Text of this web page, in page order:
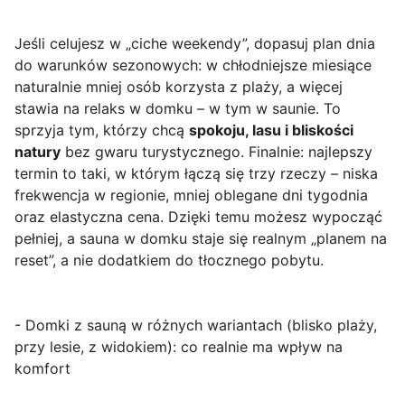
Jeśli celujesz w „ciche weekendy”, dopasuj plan dnia
do warunków sezonowych: w chłodniejsze miesiące
naturalnie mniej osób korzysta z plaży, a więcej
stawia na relaks w domku – w tym w saunie. To
sprzyja tym, którzy chcą spokoju, lasu i bliskości
natury bez gwaru turystycznego. Finalnie: najlepszy
termin to taki, w którym łączą się trzy rzeczy – niska
frekwencja w regionie, mniej oblegane dni tygodnia
oraz elastyczna cena. Dzięki temu możesz wypocząć
pełniej, a sauna w domku staje się realnym „planem na
reset”, a nie dodatkiem do tłocznego pobytu.
- Domki z sauną w różnych wariantach (blisko plaży,
przy lesie, z widokiem): co realnie ma wpływ na
komfort